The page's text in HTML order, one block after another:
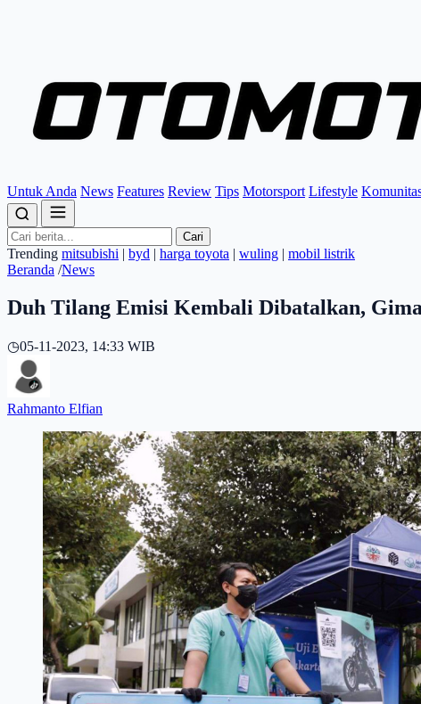
Untuk Anda News Features Review Tips Motorsport Lifestyle
Cari
Trending mitsubishi | byd | harga toyota | wuling | mobil listrik
Beranda /News
Duh Tilang Emisi Kembali Dibatalkan,
◷05-11-2023, 14:33 WIB
Rahmanto Elfian